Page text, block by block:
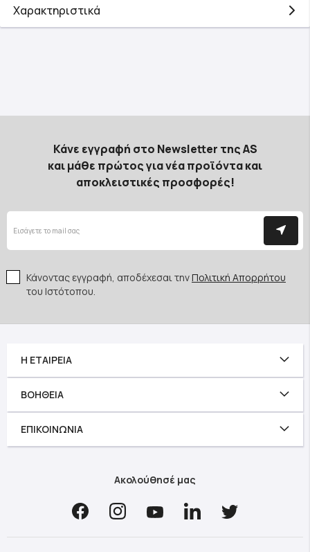
Χαρακτηριστικά
Κάνε εγγραφή στο Newsletter της AS
και μάθε πρώτος για νέα προϊόντα και
αποκλειστικές προσφορές!
Κάνοντας εγγραφή, αποδέχεσαι τηνΠολιτική Απορρήτου
του Ιστότοπου.
Η ΕΤΑΙΡΕΊΑ
ΒΟΉΘΕΙΑ
ΕΠΙΚΟΙΝΩΝΊΑ
Ακολούθησέ μας